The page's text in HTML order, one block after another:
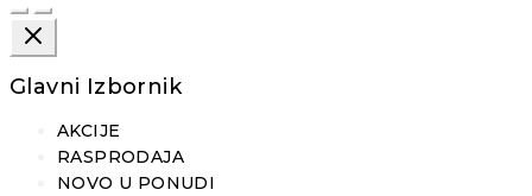
Glavni Izbornik
AKCIJE
RASPRODAJA
NOVO U PONUDI